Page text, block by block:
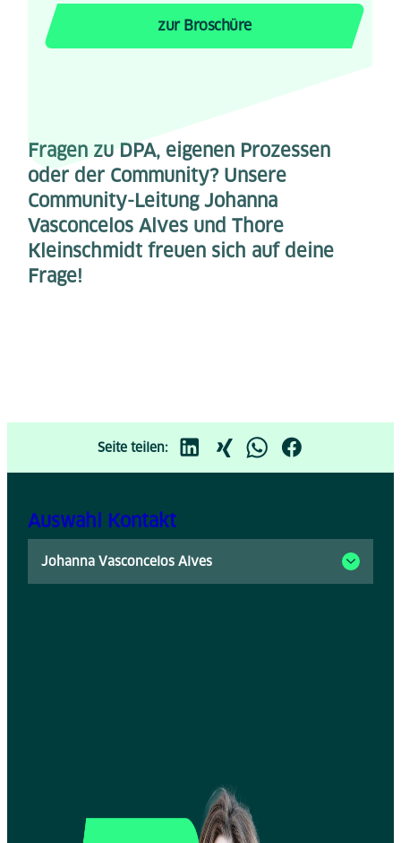
zur Broschüre
Fragen zu DPA, eigenen Prozessen
oder der Community? Unsere
Community-Leitung Johanna
Vasconcelos Alves und Thore
Kleinschmidt freuen sich auf deine
Frage!
Seite teilen:
Auswahl Kontakt
Johanna Vasconcelos Alves